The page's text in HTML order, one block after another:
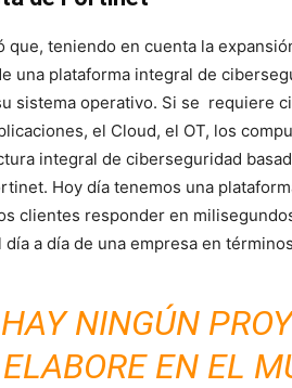
que, teniendo en cuenta la
una plataforma integral de
sistema operativo. Si se requiere
el Cloud, el OT, los
integral de ciberseguridad
Hoy día tenemos una
clientes responder en
a día de una empresa en
NINGÚN
EN EL